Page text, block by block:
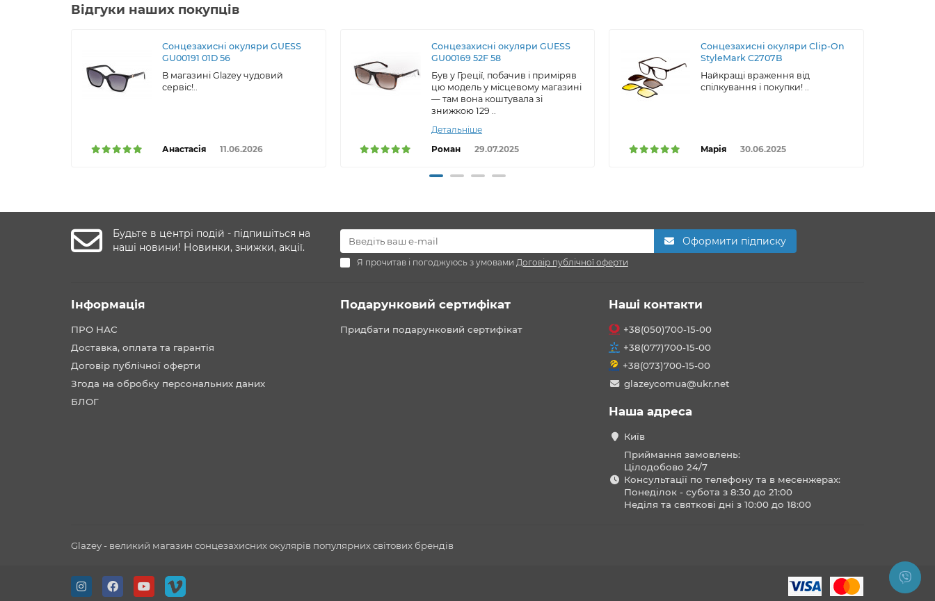
Відгуки наших покупців
Сонцезахисні окуляри GUESS
GU00191 01D 56
В магазині Glazey чудовий
сервіс!..
Анастасія 11.06.2026
Сонцезахисні окуляри GUESS
GU00169 52F 58
Був у Греції, побачив і приміряв
цю модель у місцевому магазині
— там вона коштувала зі
знижкою 129 ..
Детальніше
Роман
29.07.2025
Сонцезахисні окуляри Clip-On
StyleMark C2707B
Найкращі враження від
спілкування і покупки! ..
Марія 30.06.2025
Будьте в центрі подій - підпишіться на
наші новини! Новинки, знижки, акції.
Оформити підписку
Я прочитав і погоджуюсь з умовами Договір публічної оферти
Інформація
ПРО НАС
Доставка, оплата та гарантія
Договір публічної оферти
Згода на обробку персональних даних
БЛОГ
Подарунковий сертифікат
Придбати подарунковий сертифікат
Наші контакти
+38(050)700-15-00
+38(077)700-15-00
+38(073)700-15-00
glazeycomua@ukr.net
Наша адреса
Київ
Приймання замовлень:
Цілодобово 24/7
Консультації по телефону та в месенжерах:
Понеділок - субота з 8:30 до 21:00
Неділя та святкові дні з 10:00 до 18:00
Glazey - великий магазин сонцезахисних окулярів популярних світових брендів